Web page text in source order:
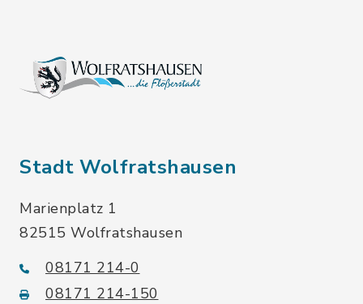
Stadt Wolfratshausen
Marienplatz 1
82515 Wolfratshausen
08171 214-0
08171 214-150